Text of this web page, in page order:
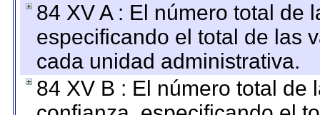
84 XV A : El número total de
especificando el total de las
cada unidad administrativa.
84 XV B : El número total de